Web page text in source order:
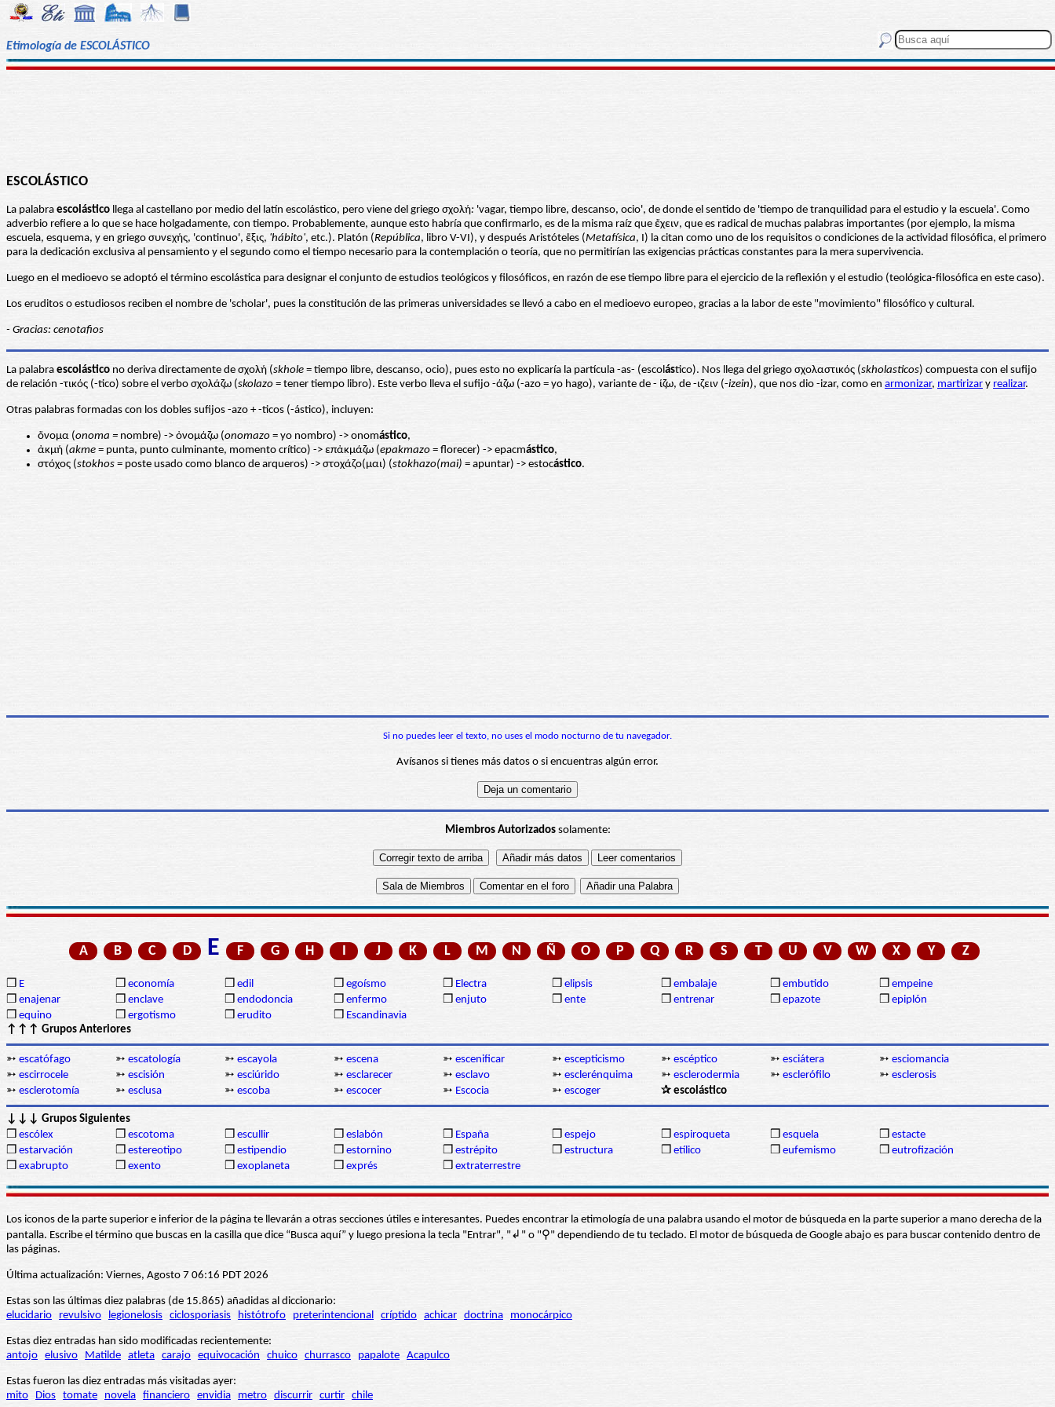
Etimología de ESCOLÁSTICO
ESCOLÁSTICO
La palabra escolástico llega al castellano por medio del latín escolástico, pero viene del griego σχολή: 'vagar, tiempo libre, descanso, ocio', de donde el sentido de 'tiempo de tranquilidad para el estudio y la escuela'. Como
adverbio refiere a lo que se hace holgadamente, con tiempo. Probablemente, aunque esto habría que confirmarlo, es de la misma raíz que ἔχειν, que es radical de muchas palabras importantes (por ejemplo, la misma
escuela, esquema, y en griego συνεχής, 'continuo', ἕξις, 'hábito', etc.). Platón (República, libro V-VI), y después Aristóteles (Metafísica, I) la citan como uno de los requisitos o condiciones de la actividad filosófica, el primero
para la dedicación exclusiva al pensamiento y el segundo como el tiempo necesario para la contemplación o teoría, que no permitirían las exigencias prácticas constantes para la mera supervivencia.
Luego en el medioevo se adoptó el término escolástica para designar el conjunto de estudios teológicos y filosóficos, en razón de ese tiempo libre para el ejercicio de la reflexión y el estudio (teológica-filosófica en este caso).
Los eruditos o estudiosos reciben el nombre de 'scholar', pues la constitución de las primeras universidades se llevó a cabo en el medioevo europeo, gracias a la labor de este "movimiento" filosófico y cultural.
- Gracias: cenotafios
La palabra escolástico no deriva directamente de σχολή (skhole = tiempo libre, descanso, ocio), pues esto no explicaría la partícula -as- (escolástico). Nos llega del griego σχολαστικός (skholasticos) compuesta con el sufijo
de relación -τικός (-tico) sobre el verbo σχολάζω (skolazo = tener tiempo libro). Este verbo lleva el sufijo -άζω (-azo = yo hago), variante de - ίζω, de -ιζειν (-izein), que nos dio -izar, como en armonizar, martirizar y realizar.
Otras palabras formadas con los dobles sufijos -azo + -ticos (-ástico), incluyen:
ὄνομα (onoma = nombre) -> ὀνομάζω (onomazo = yo nombro) -> onomástico,
ἀκμή (akme = punta, punto culminante, momento crítico) -> επἀκμάζω (epakmazo = florecer) -> epacmástico,
στόχος (stokhos = poste usado como blanco de arqueros) -> στοχάζο(μαι) (stokhazo(mai) = apuntar) -> estocástico.
Si no puedes leer el texto, no uses el modo nocturno de tu navegador.
Avísanos si tienes más datos o si encuentras algún error.
Miembros Autorizadossolamente:
A B C D E F G H I J K L M N Ñ O P Q R S T U V W X Y Z
❒ E ❒ economía ❒ edil ❒ egoísmo ❒ Electra ❒ elipsis ❒ embalaje ❒ embutido ❒ empeine
❒ enajenar ❒ enclave ❒ endodoncia ❒ enfermo ❒ enjuto ❒ ente ❒ entrenar ❒ epazote ❒ epiplón
❒ equino ❒ ergotismo ❒ erudito ❒ Escandinavia
↑↑↑ Grupos Anteriores
➳ escatófago ➳ escatología ➳ escayola ➳ escena ➳ escenificar ➳ escepticismo ➳ escéptico ➳ esciátera ➳ esciomancia
➳ escirrocele ➳ escisión ➳ esciúrido ➳ esclarecer ➳ esclavo ➳ esclerénquima ➳ esclerodermia ➳ esclerófilo ➳ esclerosis
➳ esclerotomía ➳ esclusa ➳ escoba ➳ escocer ➳ Escocia ➳ escoger ✰ escolástico
↓↓↓ Grupos Siguientes
❒ escólex ❒ escotoma ❒ escullir ❒ eslabón ❒ España ❒ espejo ❒ espiroqueta ❒ esquela ❒ estacte
❒ estarvación ❒ estereotipo ❒ estipendio ❒ estornino ❒ estrépito ❒ estructura ❒ etílico ❒ eufemismo ❒ eutrofización
❒ exabrupto ❒ exento ❒ exoplaneta ❒ exprés ❒ extraterrestre
Los iconos de la parte superior e inferior de la página te llevarán a otras secciones útiles e interesantes. Puedes encontrar la etimología de una palabra usando el motor de búsqueda en la parte superior a mano derecha de la
pantalla. Escribe el término que buscas en la casilla que dice “Busca aquí” y luego presiona la tecla "Entrar", "↲" o "⚲" dependiendo de tu teclado. El motor de búsqueda de Google abajo es para buscar contenido dentro de
las páginas.
Última actualización: Viernes, Agosto 7 06:16 PDT 2026
Estas son las últimas diez palabras (de 15.865) añadidas al diccionario:
elucidario
revulsivo legionelosis ciclosporiasis histótrofo preterintencional críptido achicar doctrina monocárpico
Estas diez entradas han sido modificadas recientemente:
antojo elusivo Matilde atleta carajo equivocación chuico churrasco papalote Acapulco
Estas fueron las diez entradas más visitadas ayer:
mito
Dios tomate novela financiero envidia metro discurrir curtir chile